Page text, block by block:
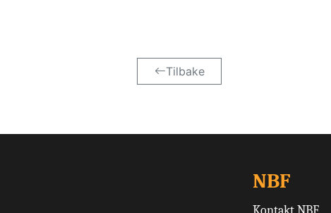
Tilbake
NBF